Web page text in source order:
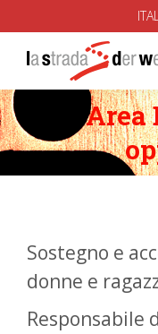
Area
Sostegno e
donne e
Responsabile